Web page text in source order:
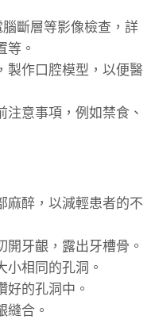
腦斷層等影像檢查，詳
等。
製作口腔模型，以便醫
注意事項，例如禁食、
麻醉，以減輕患者的不
開牙齦，露出牙槽骨。
小相同的孔洞。
好的孔洞中。
縫合。